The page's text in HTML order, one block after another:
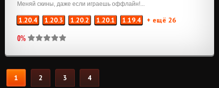
Меняй скины, даже если играешь оффлайн!...
1.20.4 1.20.3 1.20.2 1.20.1 1.19.4 + ещё 26
0%
1 2 3 4